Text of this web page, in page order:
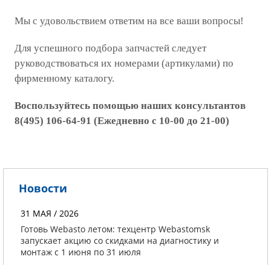
Мы с удовольствием ответим на все ваши вопросы!
Для успешного подбора запчастей следует
руководствоваться их номерами (артикулами) по
фирменному каталогу.
Воспользуйтесь помощью наших консультантов
8(495) 106-64-91 (Ежедневно с 10-00 до 21-00)
Новости
31 МАЯ / 2026
Готовь Webasto летом: техцентр Webastomsk
запускает акцию со скидками на диагностику и
монтаж с 1 июня по 31 июля